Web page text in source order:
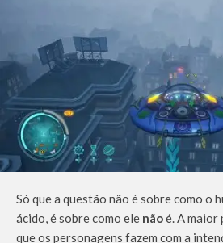
Só que a questão não é sobre como o
ácido, é sobre como ele nãoé. A
que os personagens fazem com a